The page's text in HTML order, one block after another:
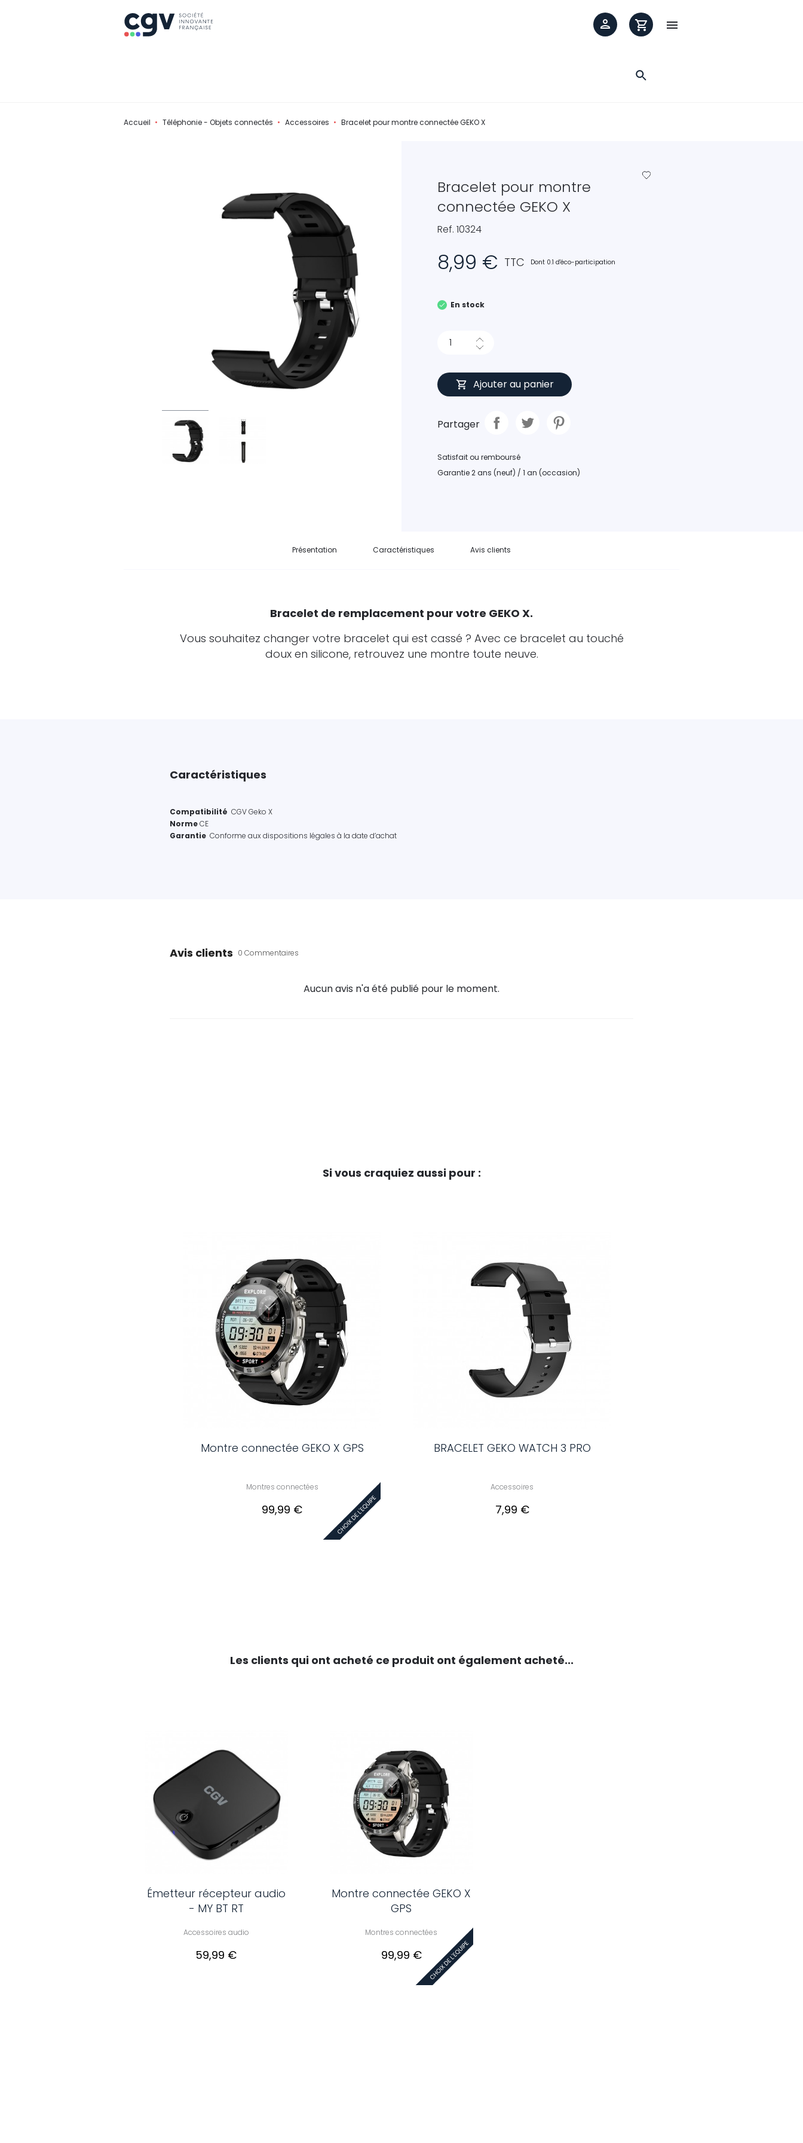

Accueil Téléphonie - Objets connectés Accessoires Bracelet pour montre connectée GEKO X
Bracelet pour montre
connectée GEKO X
favorite_border
Ref. 10324
8,99 € TTC Dont 0.1 d'éco-participation
En stock
Ajouter au panier
Partager
Satisfait ou remboursé
Garantie 2 ans (neuf) / 1 an (occasion)
Présentation Caractéristiques Avis clients
Bracelet de remplacement pour votre GEKO X.
Vous souhaitez changer votre bracelet qui est cassé ? Avec ce bracelet au touché
doux en silicone, retrouvez une montre toute neuve.
Caractéristiques
CompatibilitéCGV Geko X
NormeCE
GarantieConforme aux dispositions légales à la date d’achat
Avis clients 0 Commentaires
Aucun avis n'a été publié pour le moment.
Si vous craquiez aussi pour :
Montre connectée GEKO X GPS
Montres connectées
99,99 €
BRACELET GEKO WATCH 3 PRO
Accessoires
7,99 €
Les clients qui ont acheté ce produit ont également acheté...
Émetteur récepteur audio
- MY BT RT
Accessoires audio
59,99 €
Montre connectée GEKO X
GPS
Montres connectées
99,99 €